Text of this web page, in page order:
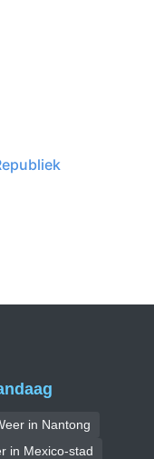
in Nantong
Mexico-stad